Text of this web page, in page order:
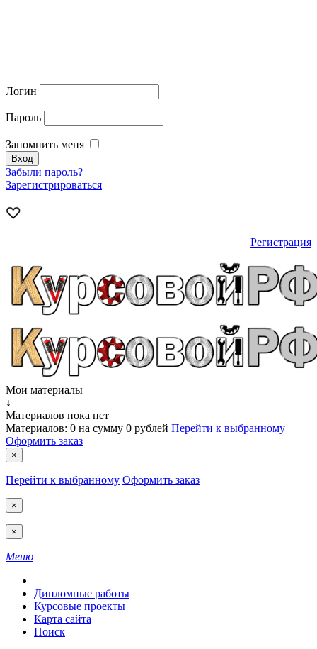
Логин
Пароль
Запомнить меня
Забыли пароль?
Зарегистрироваться
Регистрация
Мои материалы
↓
Материалов пока нет
Материалов: 0 на сумму 0 рублей Перейти к выбранному
Оформить заказ
×
Перейти к выбранному Оформить заказ
×
×
Меню
Дипломные работы
Курсовые проекты
Карта сайта
Поиск